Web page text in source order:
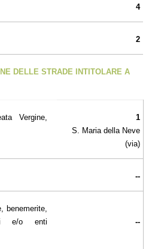
4
2
DELLE STRADE INTITOLARE A
Vergine,
1
S. Maria della Neve
(via)
--
benemerite,
e/o enti
--